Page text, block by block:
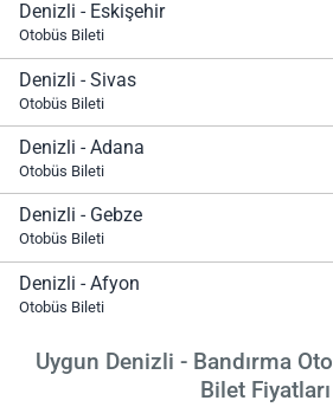
Denizli - Eskişehir
Otobüs Bileti
Denizli - Sivas
Otobüs Bileti
Denizli - Adana
Otobüs Bileti
Denizli - Gebze
Otobüs Bileti
Denizli - Afyon
Otobüs Bileti
Uygun Denizli - Bandırma
Bilet Fiyatları